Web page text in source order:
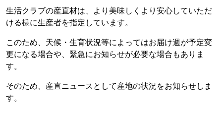
生活クラブの産直材は、より美味しくより安心していただ
ける様に生産者を指定しています。
このため、天候・生育状況等によってはお届け週が予定変
更になる場合や、緊急にお知らせが必要な場合もありま
す。
そのため、産直ニュースとして産地の状況をお知らせしま
す。